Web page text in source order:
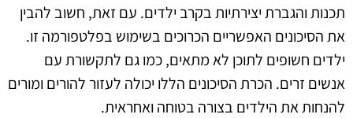
תכנות והגברת יצירתיות בקרב ילדים. עם זאת, חשוב להבין
את הסיכונים האפשריים הכרוכים בשימוש בפלטפורמה זו.
ילדים חשופים לתוכן לא מתאים, כמו גם לתקשורת עם
אנשים זרים. הכרת הסיכונים הללו יכולה לעזור להורים ומורים
להנחות את הילדים בצורה בטוחה ואחראית.